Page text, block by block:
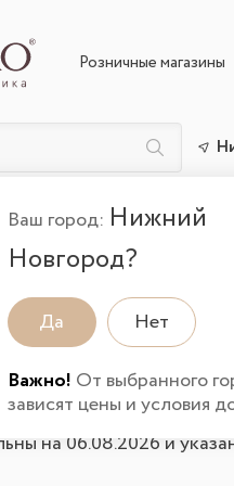
Розничные магазины
Ваш город: Нижний
Новгород?
Да Нет
Важно! От выбранного
зависят цены и условия
Спальня Комоды
черные
Комод 5 ящиков
на 06.08.2026 и